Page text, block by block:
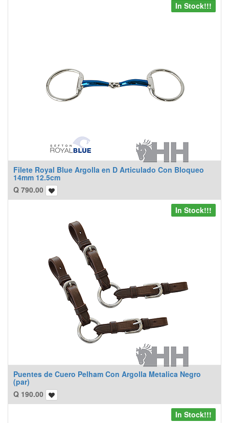
Filete Royal Blue Argolla en D Articulado Con Bloqueo
14mm 12.5cm
Q 790.00
In Stock!!!
Puentes de Cuero Pelham Con Argolla Metalica Negro
(par)
Q 190.00
In Stock!!!
In Stock!!!